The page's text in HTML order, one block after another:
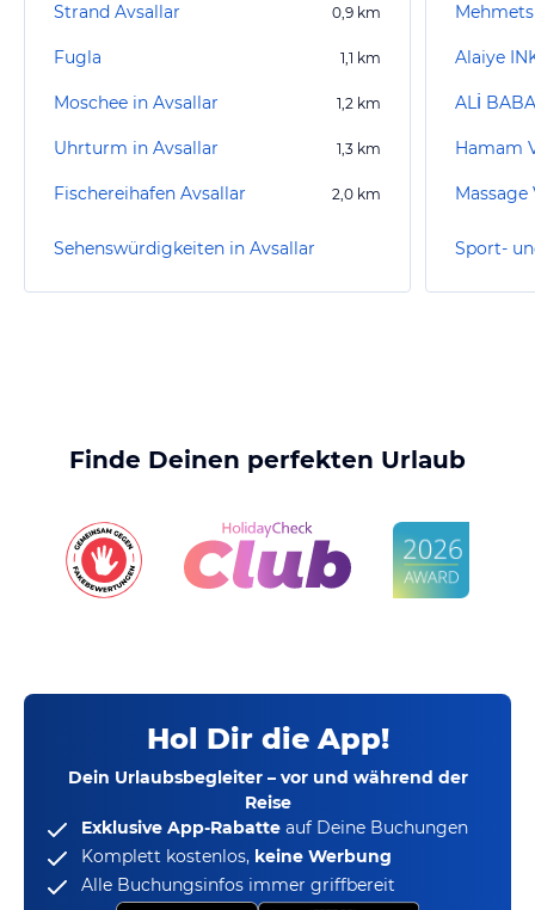
Strand Avsallar 0,9 km
Fugla 1,1 km
Moschee in Avsallar 1,2 km
Uhrturm in Avsallar 1,3 km
Fischereihafen Avsallar 2,0 km
Sehenswürdigkeiten in Avsallar
Alaiye
ALİ
Hamam
Massage
Sport-
Finde Deinen perfekten Urlaub
Hol Dir die App!
Dein Urlaubsbegleiter – vor und während der
Reise
Exklusive App-Rabatte auf Deine Buchungen
Komplett kostenlos, keine Werbung
Alle Buchungsinfos immer griffbereit